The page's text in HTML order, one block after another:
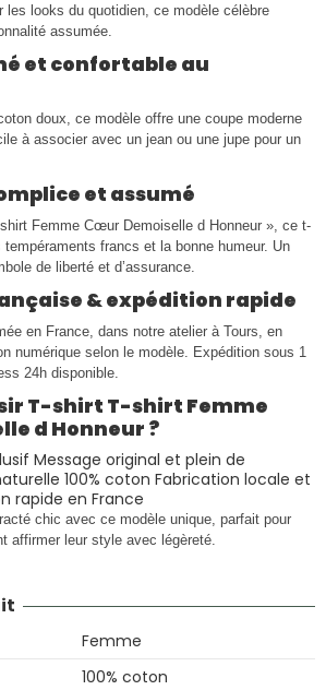
les looks du quotidien, ce modèle célèbre
assumée.
et confortable au
doux, ce modèle offre une coupe moderne
à associer avec un jean ou une jupe pour un
et assumé
Femme Cœur Demoiselle d Honneur », ce t-
tempéraments francs et la bonne humeur. Un
de liberté et d’assurance.
& expédition rapide
en France, dans notre atelier à Tours, en
numérique selon le modèle. Expédition sous 1
24h disponible.
T-shirt T-shirt Femme
d Honneur ?
Message original et plein de
100% coton Fabrication locale et
rapide en France
chic avec ce modèle unique, parfait pour
affirmer leur style avec légèreté.
Femme
100% coton